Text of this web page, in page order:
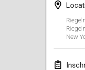
New
februari
7